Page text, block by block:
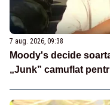
7 aug. 2026, 09:38
Moody's decide
„Junk” camuflat